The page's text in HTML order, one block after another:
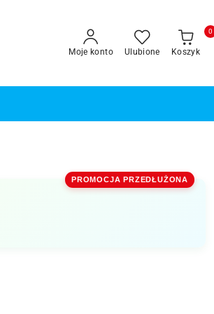
Moje konto Ulubione Koszyk
0
PROMOCJA PRZEDŁUŻONA